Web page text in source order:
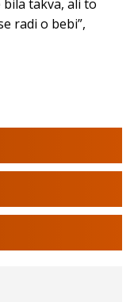
takva, ali to
radi o bebi”,